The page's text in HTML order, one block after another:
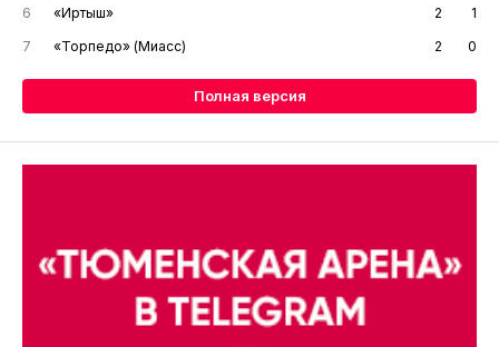
6
«Иртыш» 2
1
7
«Торпедо» (Миасс) 2 0
Полная версия